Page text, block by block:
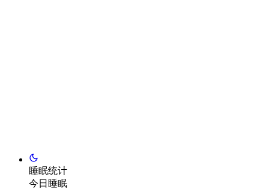
睡眠统计
今日睡眠